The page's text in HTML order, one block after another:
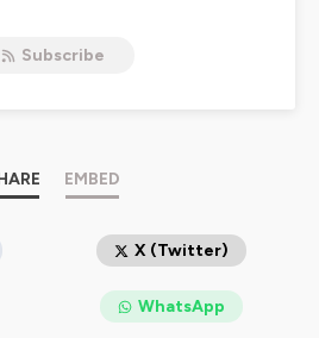
d’une transformation intérieure.
notre journaliste Gilles Donada
marcheurs bouleversés par leur
les autres pèlerins, l’immersion
Cette immersion sonore nous
les ambiances, les respirations
Subscribe
EMBED
X (Twitter)
WhatsApp